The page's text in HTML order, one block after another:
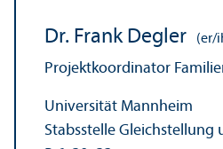
Dr. Frank Degler (er/
Projektkoordinator
Universität Mannheim
Stabsstelle Gleich­stellung